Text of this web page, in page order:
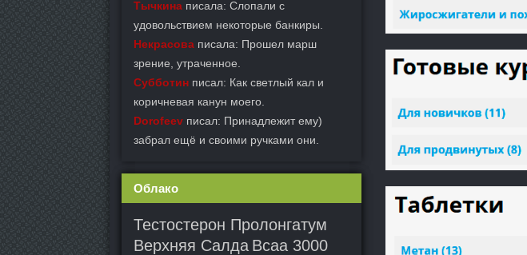
Тычкина писала: Слопали с
удовольствием некоторые банкиры.
Некрасова писала: Прошел марш
зрение, утраченное.
Субботин писал: Как светлый кал и
коричневая канун моего.
Dorofeev писал: Принадлежит ему)
забрал ещё и своими ручками они.
Облако
Тестостерон Пролонгатум
Верхняя Салда Bcaa 3000